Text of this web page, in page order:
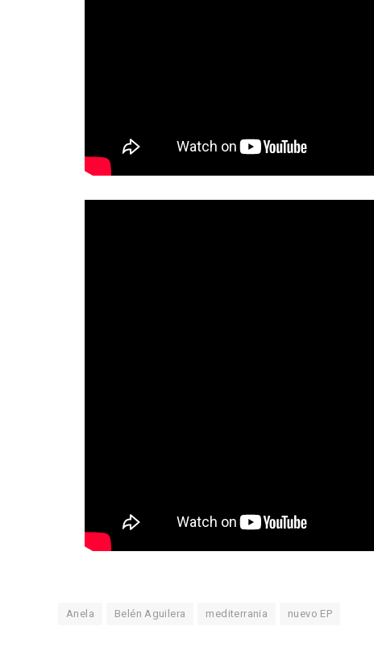
Anela Belén Aguilera mediterrania nuevo EP